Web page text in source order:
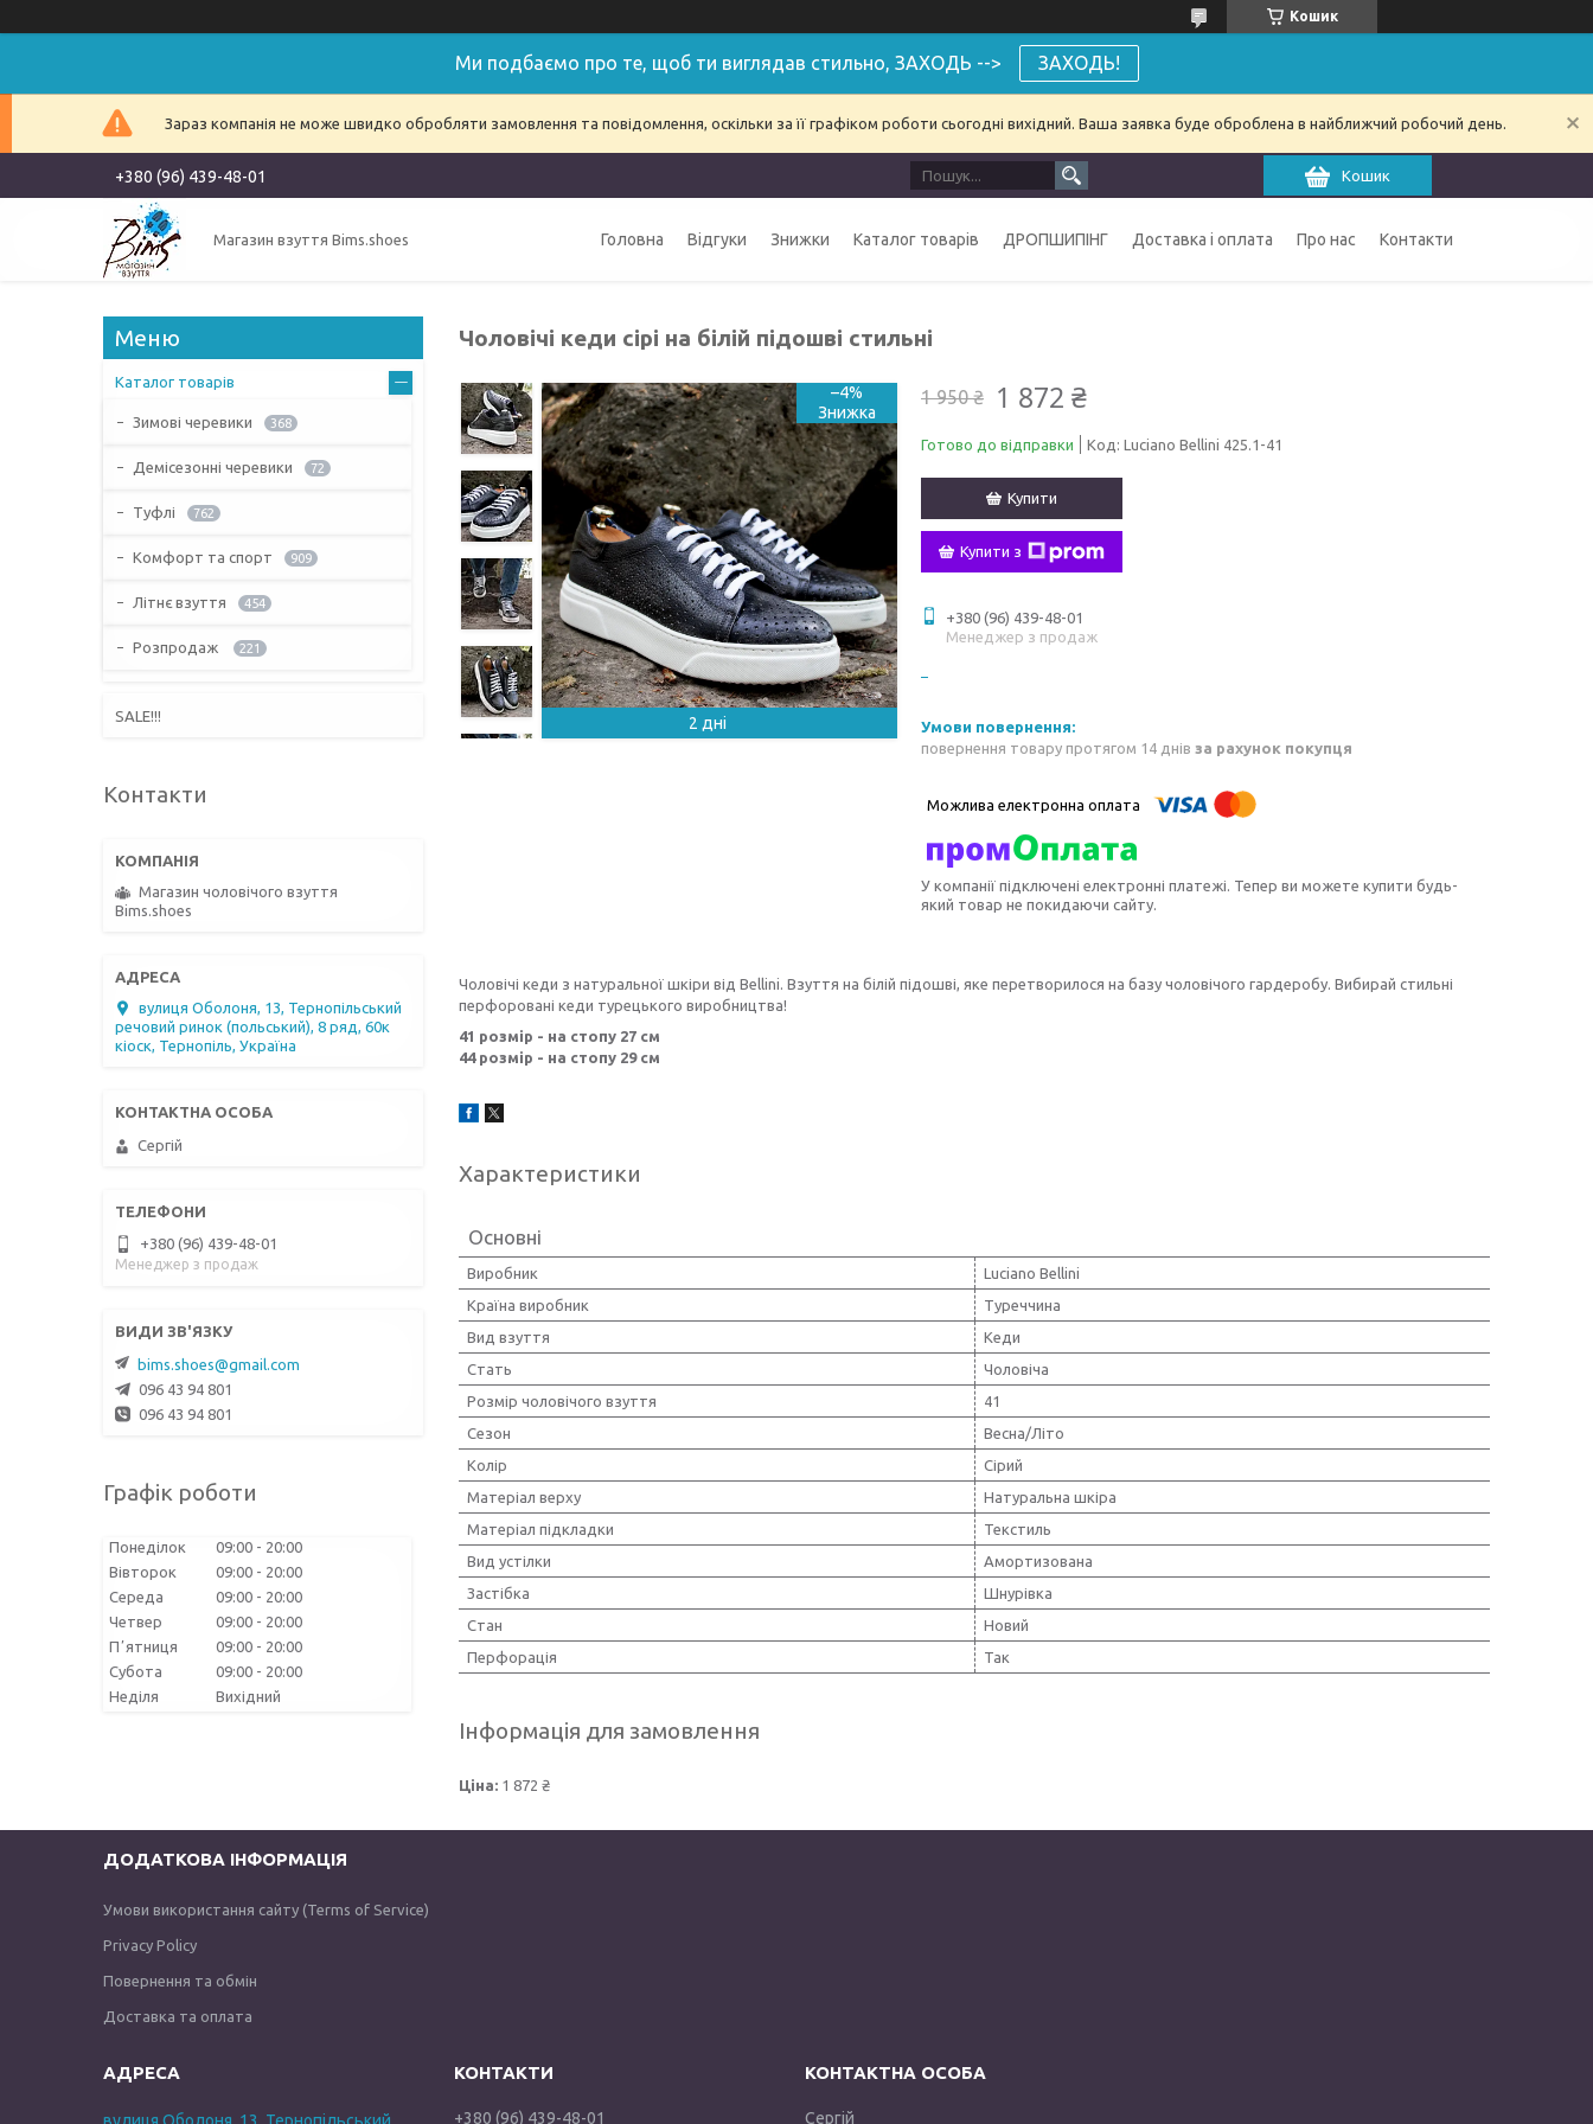
Кошик
Ми подбаємо про те, щоб ти виглядав стильно, ЗАХОДЬ --> ЗАХОДЬ!
Зараз компанія не може швидко обробляти замовлення та повідомлення, оскільки за її графіком роботи сьогодні вихідний. Ваша заявка буде оброблена в найближчий робочий день.
+380 (96) 439-48-01 Кошик
Магазин взуття Bims.shoes Головна Відгуки Знижки Каталог товарів ДРОПШИПІНГ Доставка і оплата Про нас Контакти
Чоловічі кеди сірі на білій підошві стильні
–4%
2 дні
1 950 ₴ 1 872 ₴
Готово до відправки Код: Luciano Bellini 425.1-41
Купити
Купити з
+380 (96) 439-48-01
Менеджер з продаж
повернення товару протягом 14 днів за рахунок покупця
У компанії підключені електронні платежі. Тепер ви можете купити будь-
який товар не покидаючи сайту.
Чоловічі кеди з натуральної шкіри від Bellini. Взуття на білій підошві, яке перетворилося на базу чоловічого гардеробу. Вибирай стильні
перфоровані кеди турецького виробництва!
41 розмір - на стопу 27 см
44 розмір - на стопу 29 см
Характеристики
Основні
Виробник
Luciano Bellini
Країна виробник
Туреччина
Вид взуття
Кеди
Стать
Чоловіча
Розмір чоловічого взуття
41
Сезон
Весна/Літо
Колір
Сірий
Матеріал верху
Натуральна шкіра
Матеріал підкладки
Текстиль
Вид устілки
Амортизована
Застібка
Шнурівка
Стан
Новий
Перфорація
Так
Інформація для замовлення
Ціна: 1 872 ₴
Каталог товарів
Зимові черевики 368
Демісезонні черевики 72
Туфлі 762
Комфорт та спорт 909
Літнє взуття 454
Розпродаж 221
SALE!!!
Контакти
Магазин чоловічого взуття
Bims.shoes
вулиця Оболоня, 13, Тернопільський
речовий ринок (польський), 8 ряд, 60к
кіоск, Тернопіль, Україна
Сергій
+380 (96) 439-48-01
Менеджер з продаж
bims.shoes@gmail.com
096 43 94 801
096 43 94 801
Графік роботи
Понеділок 09:00
20:00
Вівторок
09:00
20:00
Середа
09:00
20:00
Четвер
09:00
20:00
Пʼятниця
09:00
20:00
Субота
09:00
20:00
Неділя
Вихідний
ДОДАТКОВА ІНФОРМАЦІЯ
Умови використання сайту (Terms of Service)
Privacy Policy
Повернення та обмін
Доставка та оплата
вулиця Оболоня, 13, Тернопільський +380 (96) 439-48-01 Сергій